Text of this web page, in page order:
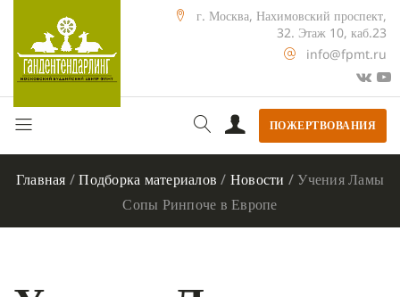
г. Москва, Нахимовский проспект,
32. Этаж 10, каб.23
info@fpmt.ru
ПОЖЕРТВОВАНИЯ
Главная /Подборка материалов / Новости /Учения Ламы
Сопы Ринпоче в Европе